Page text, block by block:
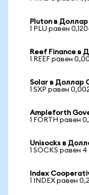
Pluton в
1 PLU равен
Reef Finance в
1 REEF равен
Solar в Доллар
1 SXP равен
Ampleforth
1 FORTH равен
Unisocks в
1 SOCKS равен
Index
1 INDEX равен